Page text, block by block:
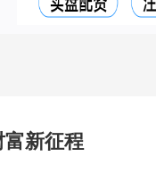
新征程